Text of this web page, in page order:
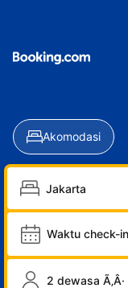
Akomodasi
Waktu check-in
2 dewasa